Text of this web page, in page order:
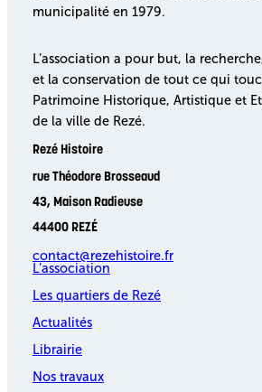
municipalité en 1979.
L’association a pour but, la
et la conservation de tout ce qui
Patrimoine Historique, Artistique et
de la ville de Rezé.
Rezé Histoire
rue Théodore Brosseaud
43, Maison Radieuse
44400 REZÉ
contact@rezehistoire.fr
L’association
Les quartiers de Rezé
Actualités
Librairie
Nos travaux